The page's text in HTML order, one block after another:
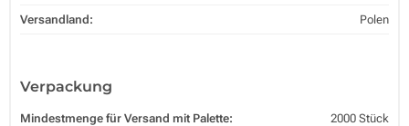
Versandland: Polen
Verpackung
Mindestmenge für Versand mit Palette: 2000 Stück